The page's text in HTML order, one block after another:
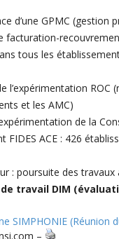
d’une GPMC
facturation-
tous les
l’expérimentation ROC
et les AMC)
de la
FIDES ACE : 426
: poursuite des
travail DIM
SIMPHONIE (Réunion
–